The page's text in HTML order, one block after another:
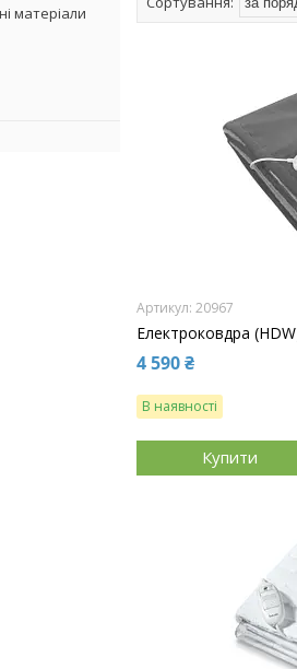
матеріали
20967
Електроковдра
4 590 ₴
В наявності
Купити